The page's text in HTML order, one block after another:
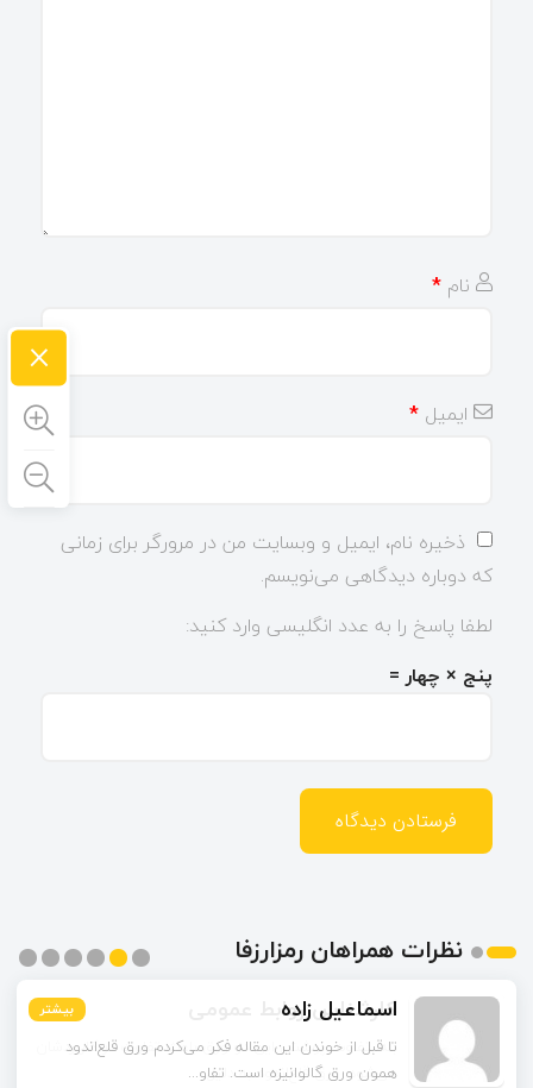
نام *
ایمیل *
ذخیره نام، ایمیل و وبسایت من در مرورگر برای زمانی
که دوباره دیدگاهی می‌نویسم.
لطفا پاسخ را به عدد انگلیسی وارد کنید:
پنج × چهار =
نظرات همراهان رمزارزفا
بیشتر اسماعیل زاده بیشتر
تا قبل از خوندن این مقاله فکر می‌کردم ورق قلع‌اندود
همون ورق گالوانیزه است. تفاو...
بیشتر
بیشتر
بیشتر
بیشتر
×